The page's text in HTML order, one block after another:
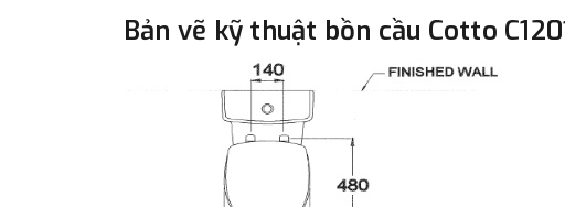
Bản vẽ kỹ thuật bồn cầu Cotto